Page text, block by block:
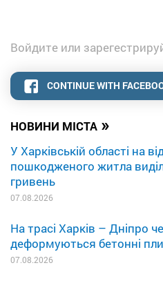
НОВИНИ МІСТА »
У Харківській області на
пошкодженого житла
гривень
07.08.2026
На трасі Харків – Дніпро
деформуються бетонні
07.08.2026
Войдите или
CONTINUE WITH